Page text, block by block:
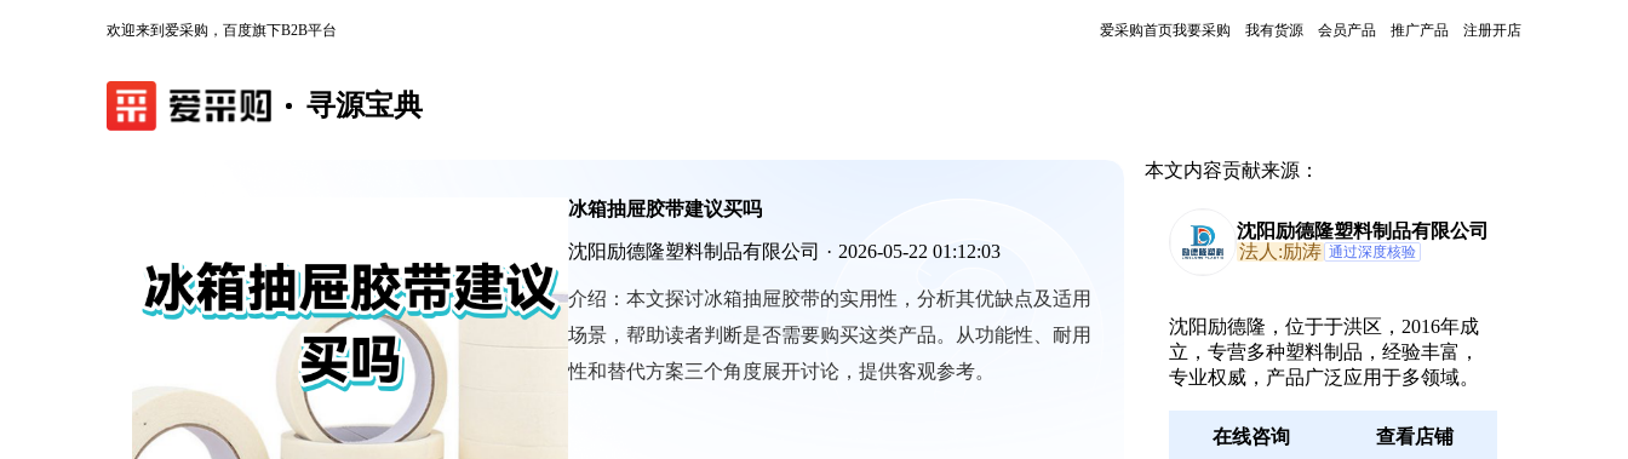
欢迎来到爱采购，百度旗下B2B平台 爱采购首页我要采购 我有货源 会员产品 推广产品 注册开店
寻源宝典
冰箱抽屉胶带建议买吗
沈阳励德隆塑料制品有限公司 · 2026-05-22 01:12:03
介绍： 本文探讨冰箱抽屉胶带的实用性，分析其优缺点及适用
场景，帮助读者判断是否需要购买这类产品。从功能性、耐用
性和替代方案三个角度展开讨论，提供客观参考。
本文内容贡献来源：
沈阳励德隆塑料制品有限公司
法人:励涛 通过深度核验
沈阳励德隆，位于于洪区，2016年成
立，专营多种塑料制品，经验丰富，
专业权威，产品广泛应用于多领域。
在线咨询 查看店铺